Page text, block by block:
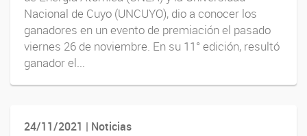
Nacional de Cuyo (UNCUYO), dio a conocer los
ganadores en un evento de premiación el pasado
viernes 26 de noviembre. En su 11° edición, resultó
ganador el...
24/11/2021 | Noticias